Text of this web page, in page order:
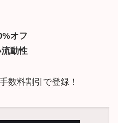
オフ
動性
数料割引で登録！